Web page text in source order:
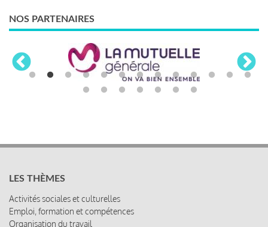
NOS PARTENAIRES
LES THÈMES
Activités sociales et culturelles
Emploi, formation et compétences
Organisation du travail